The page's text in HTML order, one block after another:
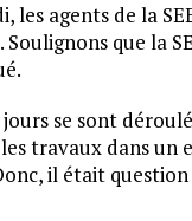
les agents de la
Soulignons que la
jours se sont
travaux dans
il était